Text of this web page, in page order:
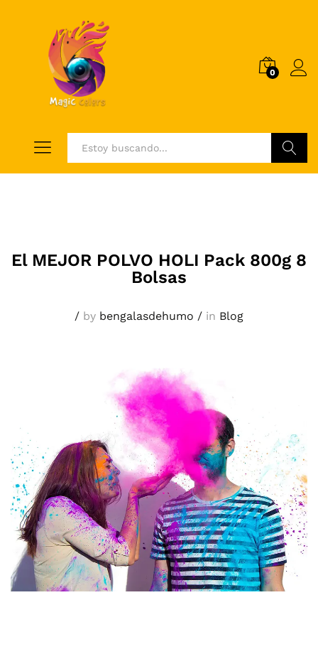
0
El MEJOR POLVO HOLI Pack 800g 8
Bolsas
/ by bengalasdehumo / in Blog